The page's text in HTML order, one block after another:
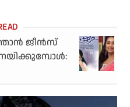
ഞാന്‍ ജീന്‍സ്